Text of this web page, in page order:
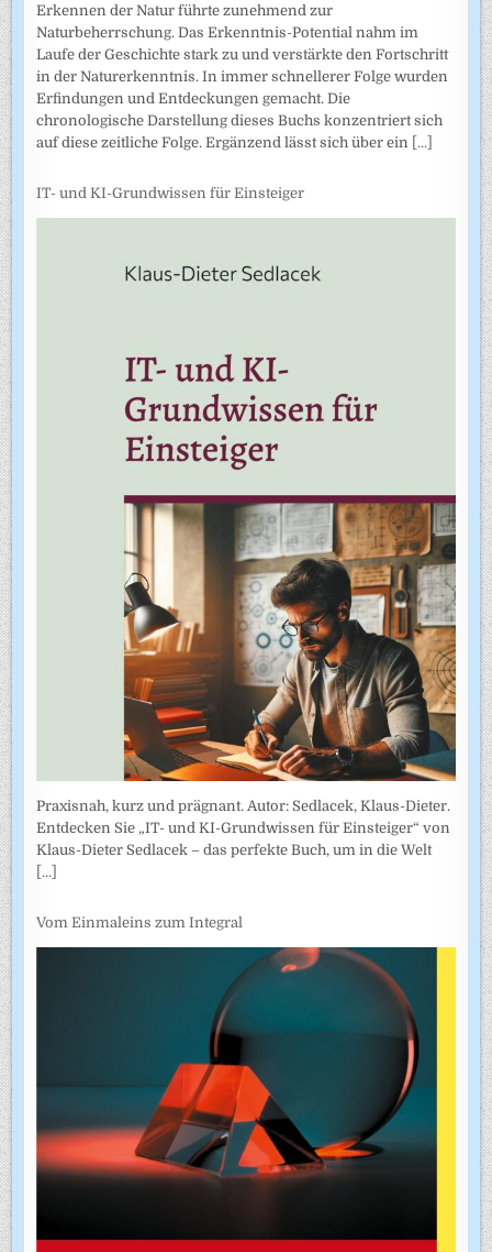
Erkennen der Natur führte zunehmend zur
Naturbeherrschung. Das Erkenntnis-Potential nahm im
Laufe der Geschichte stark zu und verstärkte den Fortschritt
in der Naturerkenntnis. In immer schnellerer Folge wurden
Erfindungen und Entdeckungen gemacht. Die
chronologische Darstellung dieses Buchs konzentriert sich
auf diese zeitliche Folge. Ergänzend lässt sich über ein [...]
IT- und KI-Grundwissen für Einsteiger
Praxisnah, kurz und prägnant. Autor: Sedlacek, Klaus-Dieter.
Entdecken Sie „IT- und KI-Grundwissen für Einsteiger“ von
Klaus-Dieter Sedlacek – das perfekte Buch, um in die Welt
[...]
Vom Einmaleins zum Integral